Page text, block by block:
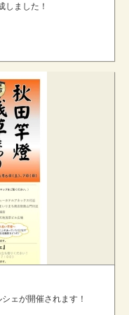
しました！
ェが開催されます！